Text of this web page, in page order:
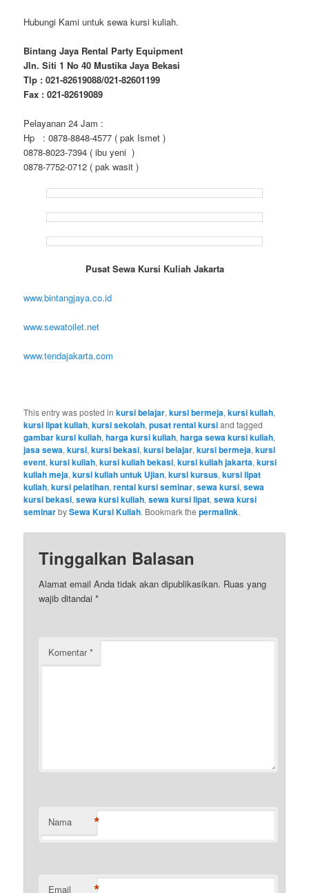
Hubungi Kami untuk sewa kursi kuliah.
Bintang Jaya Rental Party Equipment
Jln. Siti 1 No 40 Mustika Jaya Bekasi
Tlp : 021-82619088/021-82601199
Fax : 021-82619089
Pelayanan 24 Jam :
Hp : 0878-8848-4577 ( pak Ismet )
0878-8023-7394 ( ibu yeni )
0878-7752-0712 ( pak wasit )
Pusat Sewa Kursi Kuliah Jakarta
www.bintangjaya.co.id
www.sewatoilet.net
www.tendajakarta.com
This entry was posted inkursi belajar,kursi bermeja,kursi kuliah,
kursi lipat kuliah,kursi sekolah,pusat rental kursiand tagged
gambar kursi kuliah,harga kursi kuliah,harga sewa kursi kuliah,
jasa sewa,kursi,kursi bekasi,kursi belajar,kursi bermeja,kursi
event,kursi kuliah,kursi kuliah bekasi,kursi kuliah jakarta,kursi
kuliah meja,kursi kuliah untuk Ujian,kursi kursus,kursi lipat
kuliah,kursi pelatihan,rental kursi seminar,sewa kursi,sewa
kursi bekasi,sewa kursi kuliah,sewa kursi lipat,sewa kursi
seminarbySewa Kursi Kuliah. Bookmark thepermalink.
Tinggalkan Balasan
Alamat email Anda tidak akan dipublikasikan. Ruas yang
wajib ditandai*
Komentar*
Nama *
Email